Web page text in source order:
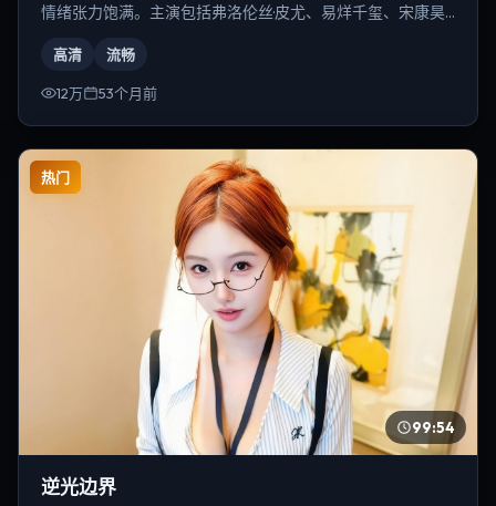
情绪张力饱满。主演包括弗洛伦丝·皮尤、易烊千玺、宋康昊
高清 流畅
12万 53个月前
热门
99:54
逆光边界